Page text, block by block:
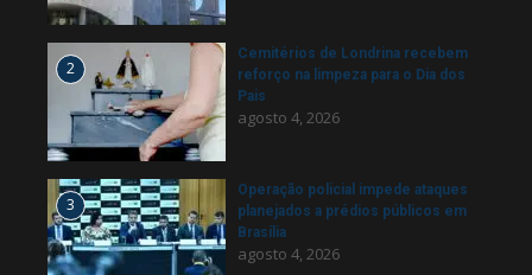
2
Cemitérios de Londrina recebem
reforço na limpeza para o Dia dos
Pais
agosto 4, 2026
3
Operação policial impede ataques
planejados a prédios públicos em
Brasília
agosto 4, 2026